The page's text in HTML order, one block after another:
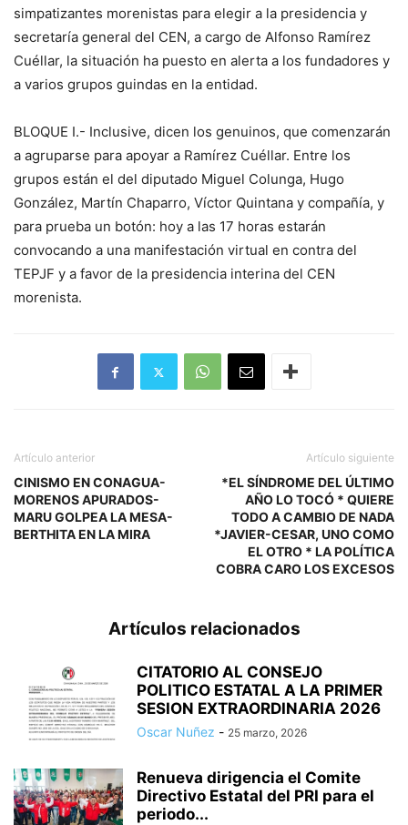
simpatizantes morenistas para elegir a la presidencia y
secretaría general del CEN, a cargo de Alfonso Ramírez
Cuéllar, la situación ha puesto en alerta a los fundadores y
a varios grupos guindas en la entidad.
BLOQUE I.- Inclusive, dicen los genuinos, que comenzarán
a agruparse para apoyar a Ramírez Cuéllar. Entre los
grupos están el del diputado Miguel Colunga, Hugo
González, Martín Chaparro, Víctor Quintana y compañía, y
para prueba un botón: hoy a las 17 horas estarán
convocando a una manifestación virtual en contra del
TEPJF y a favor de la presidencia interina del CEN
morenista.
Artículo anterior
CINISMO EN CONAGUA-
MORENOS APURADOS-
MARU GOLPEA LA MESA-
BERTHITA EN LA MIRA
Artículo siguiente
*EL SÍNDROME DEL ÚLTIMO
AÑO LO TOCÓ * QUIERE
TODO A CAMBIO DE NADA
*JAVIER-CESAR, UNO COMO
EL OTRO * LA POLÍTICA
COBRA CARO LOS EXCESOS
Artículos relacionados
CITATORIO AL CONSEJO
POLITICO ESTATAL A LA PRIMER
SESION EXTRAORDINARIA 2026
Oscar Nuñez - 25 marzo, 2026
Renueva dirigencia el Comite
Directivo Estatal del PRI para el
periodo...